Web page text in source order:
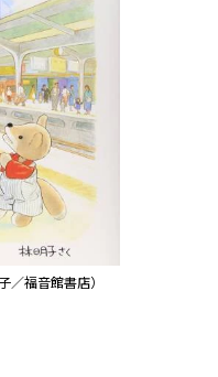
／福音館書店）